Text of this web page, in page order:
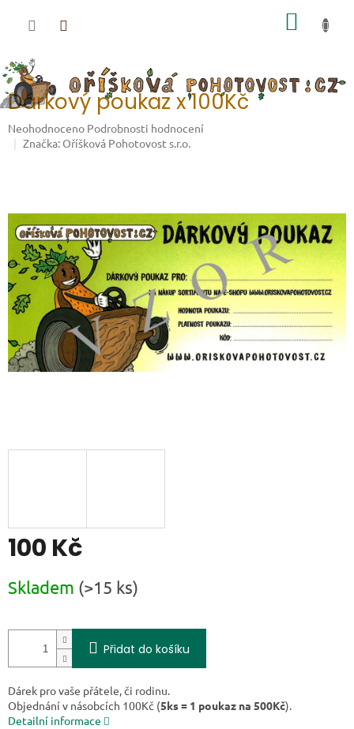
Dárkový poukaz x 100Kč
Průměrné hodnocení produktu je 0,0 z 5 hvězdiček.
Neohodnoceno Podrobnosti hodnocení
Značka: Oříšková Pohotovost s.r.o.
100 Kč
Skladem (>15 ks)
Přidat do košíku
Dárek pro vaše přátele, či rodinu.
Objednání v násobcích 100Kč (5ks = 1 poukaz na 500Kč).
Detailní informace